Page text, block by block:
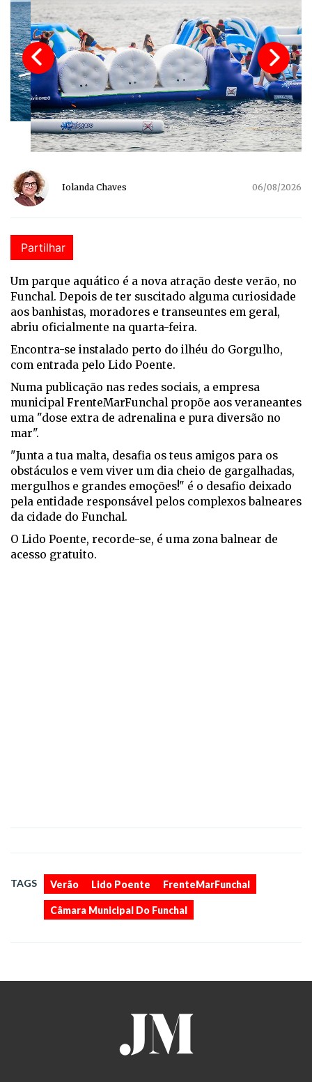
Iolanda Chaves 06/08/2026
Partilhar
Um parque aquático é a nova atração deste verão, no
Funchal. Depois de ter suscitado alguma curiosidade
aos banhistas, moradores e transeuntes em geral,
abriu oficialmente na quarta-feira.
Encontra-se instalado perto do ilhéu do Gorgulho,
com entrada pelo Lido Poente.
Numa publicação nas redes sociais, a empresa
municipal FrenteMarFunchal propõe aos veraneantes
uma "dose extra de adrenalina e pura diversão no
mar".
"Junta a tua malta, desafia os teus amigos para os
obstáculos e vem viver um dia cheio de gargalhadas,
mergulhos e grandes emoções!" é o desafio deixado
pela entidade responsável pelos complexos balneares
da cidade do Funchal.
O Lido Poente, recorde-se, é uma zona balnear de
acesso gratuito.
TAGS Verão Lido Poente FrenteMarFunchal
Câmara Municipal Do Funchal